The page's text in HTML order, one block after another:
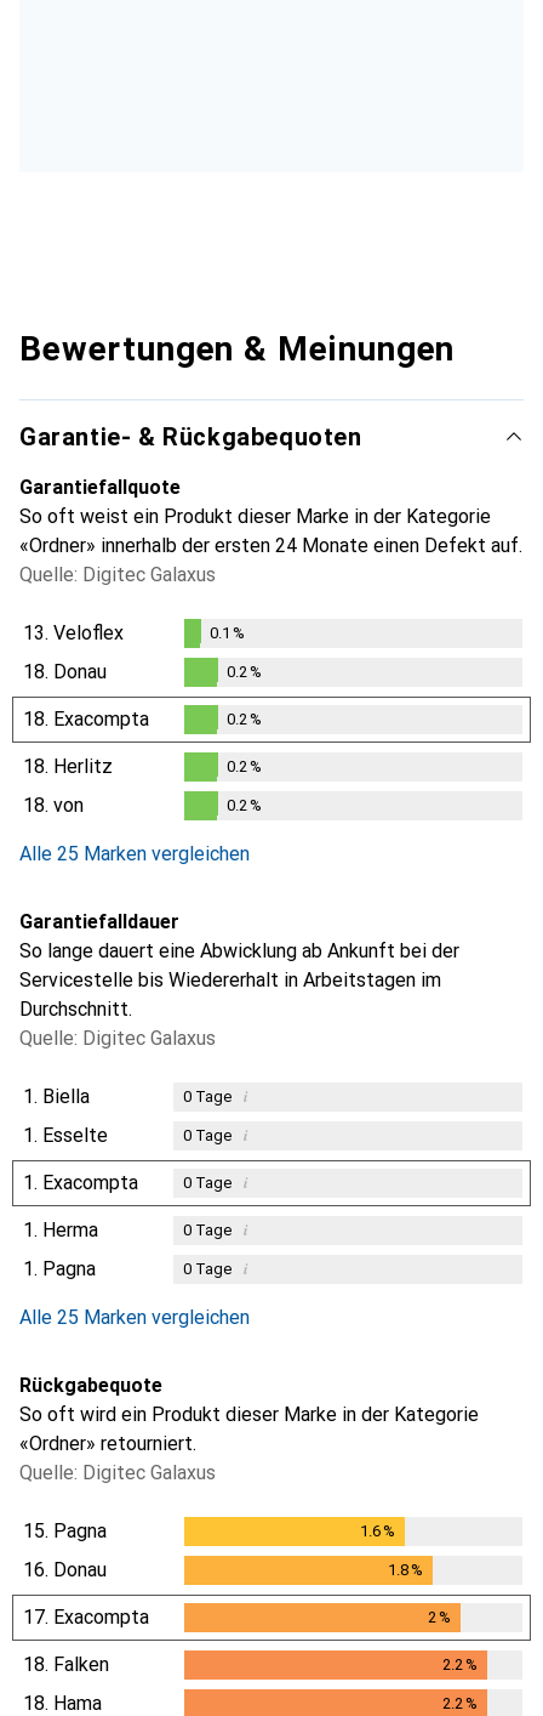
Bewertungen & Meinungen
Garantie- & Rückgabequoten
Garantiefallquote
So oft weist ein Produkt dieser Marke in der Kategorie
«Ordner» innerhalb der ersten 24 Monate einen Defekt auf.
Quelle: Digitec Galaxus
13. Veloflex
%
0.1 %
18. Donau
0.2%
0.2 %
18. Exacompta
0.2%
0.2 %
18. Herlitz
0.2%
0.2 %
18. von 0.2 %
Alle 25 Marken vergleichen
Garantiefalldauer
So lange dauert eine Abwicklung ab Ankunft bei der
Servicestelle bis Wiedererhalt in Arbeitstagen im
Durchschnitt.
Quelle: Digitec Galaxus
1. Biella 0Tage i
1. Esselte 0Tage i
1. Exacompta 0Tage i
1. Herma 0Tage i
1. Pagna 0Tage i
Alle 25 Marken vergleichen
Rückgabequote
So oft wird ein Produkt dieser Marke in der Kategorie
«Ordner» retourniert.
Quelle: Digitec Galaxus
15. Pagna 1.6%
16. Donau 1.8%
17. Exacompta 2 %
18. Falken 2.2 %
2.2%
18. Hama 2.2 %